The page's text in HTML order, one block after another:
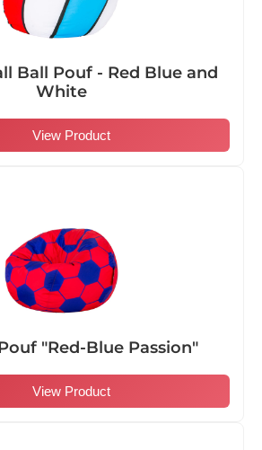
Ball Pouf - Red Blue and
White
View Product
"Red-Blue Passion"
View Product